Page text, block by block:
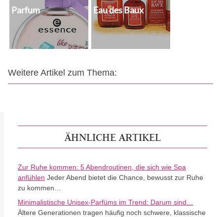
Parfum Eau des Baux
Weitere Artikel zum Thema:
ÄHNLICHE ARTIKEL
Zur Ruhe kommen: 5 Abendroutinen, die sich wie Spa
anfühlen Jeder Abend bietet die Chance, bewusst zur Ruhe
zu kommen…
Minimalistische Unisex-Parfüms im Trend: Darum sind…
Ältere Generationen tragen häufig noch schwere, klassische